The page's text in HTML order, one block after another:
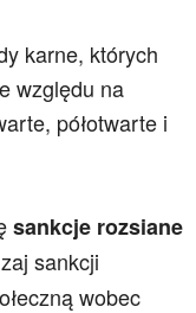
karne, których
względu na
półotwarte i
sankcje rozsiane
sankcji
wobec